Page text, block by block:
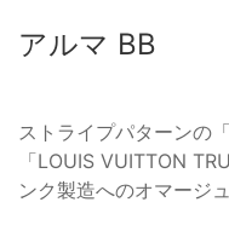
アルマ BB
ストライプパターンの
「LOUIS VUITTON
ンク製造へのオマージ